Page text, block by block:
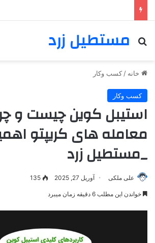
مستطیل زرد
خانه / کسب وکار
کسب وکار
استیبل کوین چیست و
معامله های کریپتو
_مستطیل زرد
علی ملکی آوریل 27, 2025 135
خواندن این مطلب 6 دقیقه زمان میبرد